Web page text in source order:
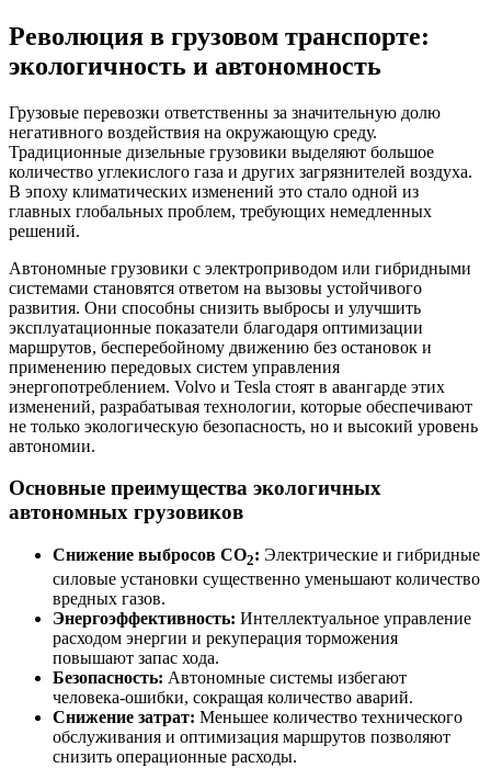
Революция в грузовом транспорте:
экологичность и автономность
Грузовые перевозки ответственны за значительную долю
негативного воздействия на окружающую среду.
Традиционные дизельные грузовики выделяют большое
количество углекислого газа и других загрязнителей воздуха.
В эпоху климатических изменений это стало одной из
главных глобальных проблем, требующих немедленных
решений.
Автономные грузовики с электроприводом или гибридными
системами становятся ответом на вызовы устойчивого
развития. Они способны снизить выбросы и улучшить
эксплуатационные показатели благодаря оптимизации
маршрутов, бесперебойному движению без остановок и
применению передовых систем управления
энергопотреблением. Volvo и Tesla стоят в авангарде этих
изменений, разрабатывая технологии, которые обеспечивают
не только экологическую безопасность, но и высокий уровень
автономии.
Основные преимущества экологичных
автономных грузовиков
Снижение выбросов СО2: Электрические и гибридные
силовые установки существенно уменьшают количество
вредных газов.
Энергоэффективность: Интеллектуальное управление
расходом энергии и рекуперация торможения
повышают запас хода.
Безопасность: Автономные системы избегают
человека-ошибки, сокращая количество аварий.
Снижение затрат: Меньшее количество технического
обслуживания и оптимизация маршрутов позволяют
снизить операционные расходы.